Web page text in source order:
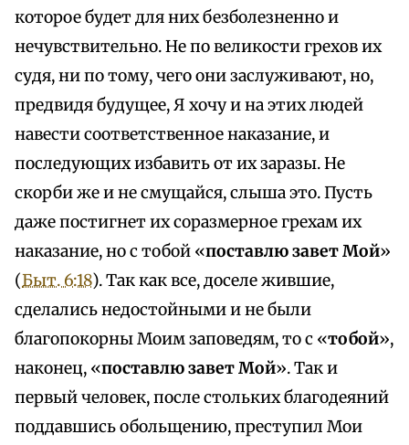
которое будет для них безболезненно и
нечувствительно. Не по великости грехов их
судя, ни по тому, чего они заслуживают, но,
предвидя будущее, Я хочу и на этих людей
навести соответственное наказание, и
последующих избавить от их заразы. Не
скорби же и не смущайся, слыша это. Пусть
даже постигнет их соразмерное грехам их
наказание, но с тобой «поставлю завет Мой»
(Быт. 6:18). Так как все, доселе жившие,
сделались недостойными и не были
благопокорны Моим заповедям, то с «тобой»,
наконец, «поставлю завет Мой». Так и
первый человек, после стольких благодеяний
поддавшись обольщению, преступил Мои